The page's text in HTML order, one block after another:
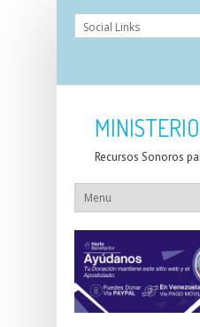
Recursos Sonoros